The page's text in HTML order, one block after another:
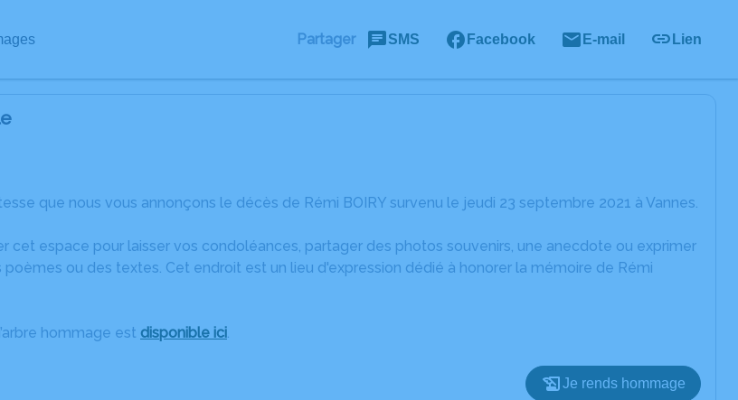
Partager SMS Facebook E-mail Lien
que nous vous annonçons le décès de Rémi BOIRY survenu le jeudi 23 septembre 2021 à Vannes.
cet espace pour laisser vos condoléances, partager des photos souvenirs, une anecdote ou exprimer
ou des textes. Cet endroit est un lieu d'expression dédié à honorer la mémoire de Rémi
hommage est disponible ici.
Je rends hommage